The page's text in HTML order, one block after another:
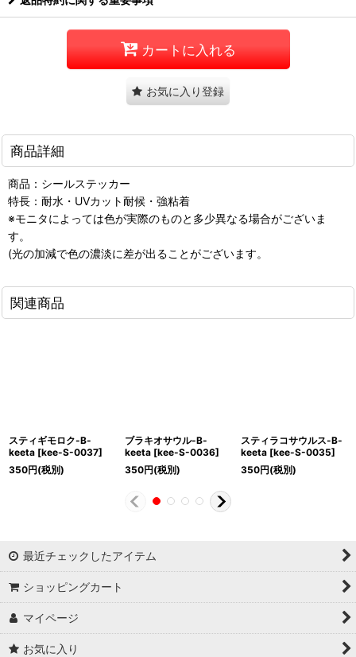
カートに入れる
お気に入り登録
商品詳細
商品：シールステッカー
特長：耐水・UVカット耐候・強粘着
※モニタによっては色が実際のものと多少異なる場合がございま
す。
(光の加減で色の濃淡に差が出ることがございます。
関連商品
スティギモロク-B-
keeta [kee-S-0037]
350円(税別)
ブラキオサウル-B-
keeta [kee-S-0036]
350円(税別)
スティラコサウルス-B-
keeta [kee-S-0035]
350円(税別)
最近チェックしたアイテム
ショッピングカート
マイページ
お気に入り